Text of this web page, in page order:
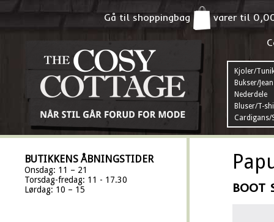
Gå til shoppingbag varer til
Kjoler/
Bukser/
Nederdele
Bluser/T-
Cardigans/
BUTIKKENS ÅBNINGSTIDER
Onsdag: 11 – 21
Torsdag-fredag: 11 - 17.30
Lørdag: 10 – 15
BOOT